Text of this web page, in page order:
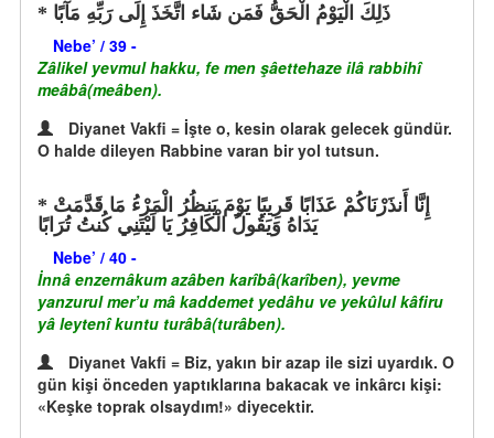
ذَلِكَ الْيَوْمُ الْحَقُّ فَمَن شَاء اتَّخَذَ إِلَى رَبِّهِ مَآبًا
Nebe’ / 39 -
Zâlikel yevmul hakku, fe men şâettehaze ilâ rabbihî
meâbâ(meâben).
Diyanet Vakfi = İşte o, kesin olarak gelecek gündür.
O halde dileyen Rabbine varan bir yol tutsun.
يَدَاهُ وَيَقُولُ الْكَافِرُ يَا لَيْتَنِي كُنتُ تُرَابًا
Nebe’ / 40 -
İnnâ enzernâkum azâben karîbâ(karîben), yevme
yanzurul mer’u mâ kaddemet yedâhu ve yekûlul kâfiru
yâ leytenî kuntu turâbâ(turâben).
Diyanet Vakfi = Biz, yakın bir azap ile sizi uyardık. O
gün kişi önceden yaptıklarına bakacak ve inkârcı kişi:
«Keşke toprak olsaydım!» diyecektir.